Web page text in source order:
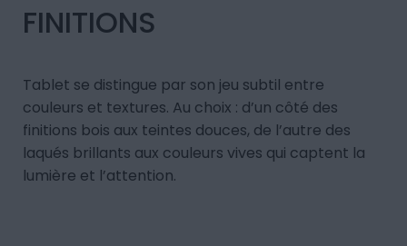
FINITIONS
Tablet se distingue par son jeu subtil entre
couleurs et textures. Au choix : d’un côté des
finitions bois aux teintes douces, de l’autre des
laqués brillants aux couleurs vives qui captent la
lumière et l’attention.